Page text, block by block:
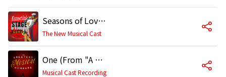
Seasons of Love (From "Rent")
The New Musical Cast
One (From "A Chorus Line")
Musical Cast Recording